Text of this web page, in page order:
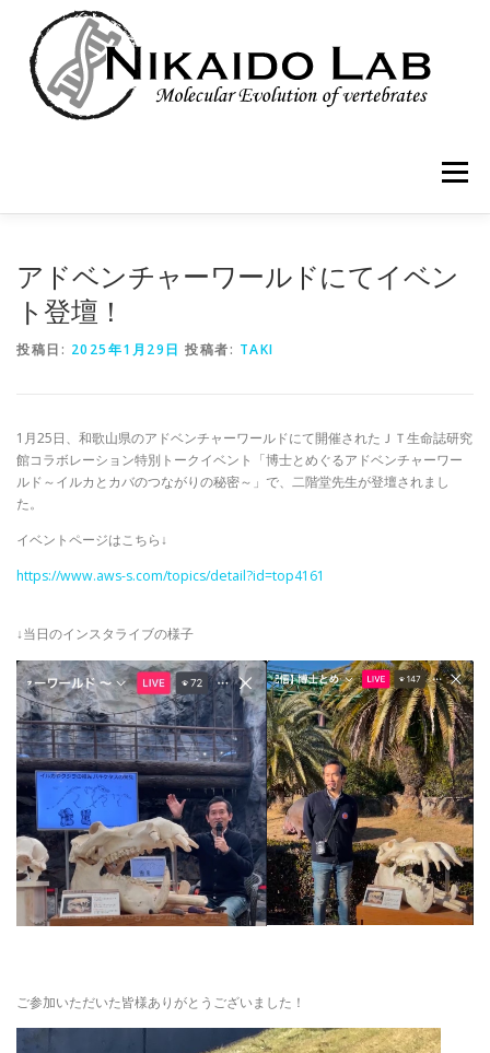
メニュー
アドベンチャーワールドにてイベン
ト登壇！
投稿日: 2025年1月29日 投稿者: TAKI
1月25日、和歌山県のアドベンチャーワールドにて開催されたＪＴ生命誌研究
館コラボレーション特別トークイベント「博士とめぐるアドベンチャーワー
ルド～イルカとカバのつながりの秘密～」で、二階堂先生が登壇されまし
た。
イベントページはこちら↓
https://www.aws-s.com/topics/detail?id=top4161
↓当日のインスタライブの様子
ご参加いただいた皆様ありがとうございました！